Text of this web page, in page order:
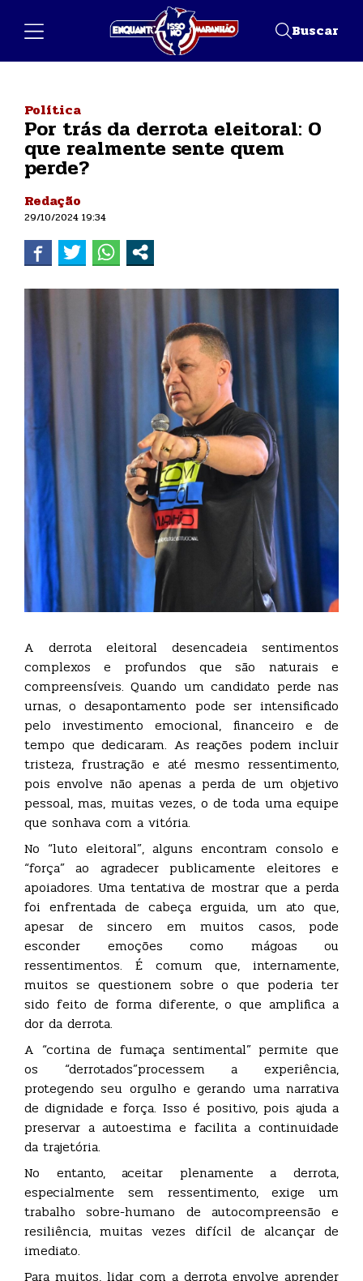
Buscar
Política
Por trás da derrota eleitoral: O
que realmente sente quem
perde?
Redação
29/10/2024 19:34
A derrota eleitoral desencadeia sentimentos
complexos e profundos que são naturais e
compreensíveis. Quando um candidato perde nas
urnas, o desapontamento pode ser intensificado
pelo investimento emocional, financeiro e de
tempo que dedicaram. As reações podem incluir
tristeza, frustração e até mesmo ressentimento,
pois envolve não apenas a perda de um objetivo
pessoal, mas, muitas vezes, o de toda uma equipe
que sonhava com a vitória.
No “luto eleitoral”, alguns encontram consolo e
“força” ao agradecer publicamente eleitores e
apoiadores. Uma tentativa de mostrar que a perda
foi enfrentada de cabeça erguida, um ato que,
apesar de sincero em muitos casos, pode
esconder emoções como mágoas ou
ressentimentos. É comum que, internamente,
muitos se questionem sobre o que poderia ter
sido feito de forma diferente, o que amplifica a
dor da derrota.
A “cortina de fumaça sentimental” permite que
os “derrotados”processem a experiência,
protegendo seu orgulho e gerando uma narrativa
de dignidade e força. Isso é positivo, pois ajuda a
preservar a autoestima e facilita a continuidade
da trajetória.
No entanto, aceitar plenamente a derrota,
especialmente sem ressentimento, exige um
trabalho sobre-humano de autocompreensão e
resiliência, muitas vezes difícil de alcançar de
imediato.
Para muitos, lidar com a derrota envolve aprender